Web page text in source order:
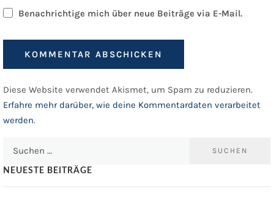
Benachrichtige mich über neue Beiträge via E-Mail.
Diese Website verwendet Akismet, um Spam zu reduzieren.
Erfahre mehr darüber, wie deine Kommentardaten verarbeitet
werden.
NEUESTE BEITRÄGE